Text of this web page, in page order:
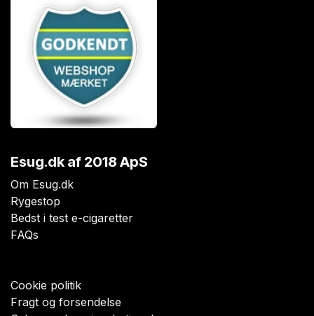
Esug.dkaf 2018 ApS
Om Esug.dk
Rygestop
Bedst i test e-cigaretter
FAQs
Cookie politik
Fragt og forsendelse